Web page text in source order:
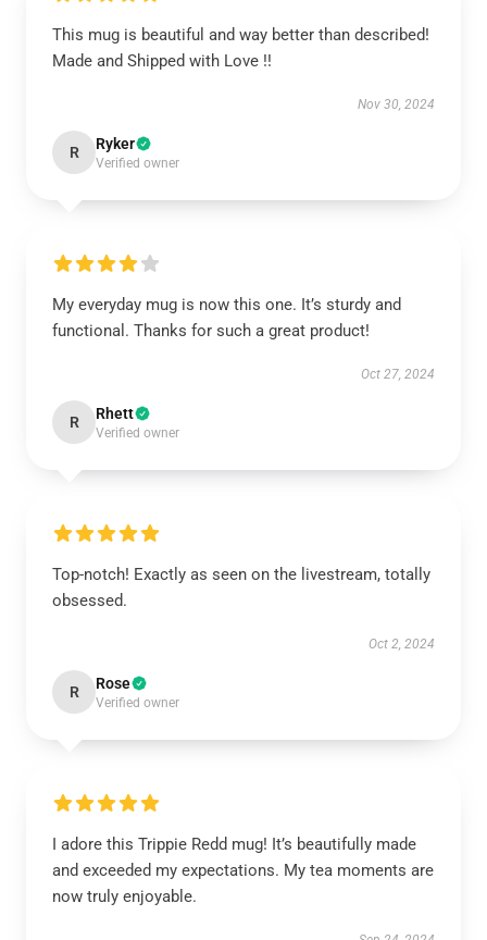
This mug is beautiful and way better than described!
Made and Shipped with Love !!
Nov 30, 2024
R Ryker
Verified owner
My everyday mug is now this one. It’s sturdy and
functional. Thanks for such a great product!
Oct 27, 2024
R Rhett
Verified owner
Top-notch! Exactly as seen on the livestream, totally
obsessed.
Oct 2, 2024
R Rose
Verified owner
I adore this Trippie Redd mug! It’s beautifully made
and exceeded my expectations. My tea moments are
now truly enjoyable.